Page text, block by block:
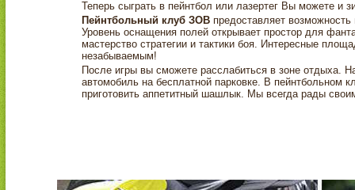
Теперь сыграть в пейнтбол или лазертег Вы можете и
Пейнтбольный клуб ЗОВпредоставляет возможность
Уровень оснащения полей открывает простор для
мастерство стратегии и тактики боя. Интересные
незабываемым!
После игры вы сможете расслабиться в зоне отдыха.
автомобиль на бесплатной парковке. В пейнтбольном
приготовить аппетитный шашлык. Мы всегда рады